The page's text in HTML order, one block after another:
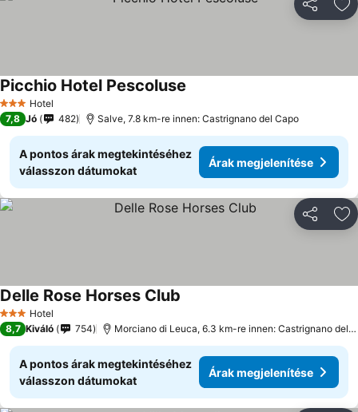
3 Kategória
Hotel
Picchio Hotel Pescoluse
7,8 Jó 482 Salve, 7.8 km-re innen: Castrignano del Capo
A pontos árak megtekintéséhez
válasszon dátumokat
Árak megjelenítése
3 Kategória
Hotel
Delle Rose Horses Club
8,7 Kiváló 754 Morciano di Leuca, 6.3 km-re innen: Castrignano del Capo
A pontos árak megtekintéséhez
válasszon dátumokat
Árak megjelenítése